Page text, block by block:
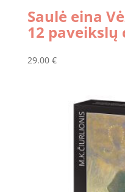
Saulė eina
12 paveikslų
29.00 €